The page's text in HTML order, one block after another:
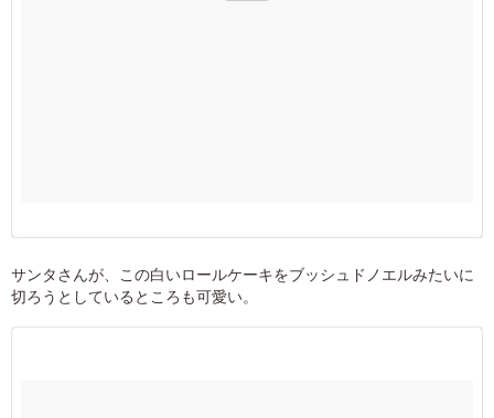
サンタさんが、この白いロールケーキをブッシュドノエルみたいに
切ろうとしているところも可愛い。